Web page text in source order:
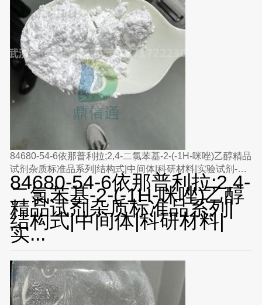
84680-54-6依那普利拉;2,4-二氯苯基-2-(-1H-咪唑)乙醇精品
试剂杂质标准品系列|结构式|中间体|科研材料|实验试剂-鼎
信通药业-丁亮
84680-54-6依那普利拉;2,4-
二氯苯基-2-(-1H-咪唑)乙醇
精品试剂杂质标准品系列|
结构式|中间体|科研材料|
实...